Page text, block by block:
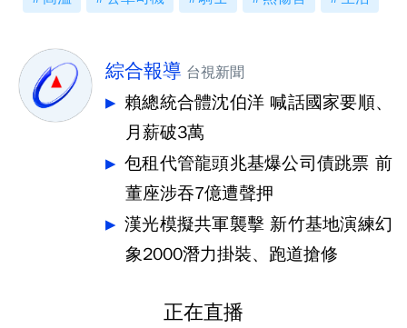
綜合報導 台視新聞
賴總統合體沈伯洋 喊話國家要順、
月薪破3萬
包租代管龍頭兆基爆公司債跳票 前
董座涉吞7億遭聲押
漢光模擬共軍襲擊 新竹基地演練幻
象2000潛力掛裝、跑道搶修
正在直播